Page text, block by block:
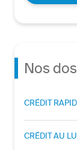
Nos
CRÉDIT
CRÉDIT AU